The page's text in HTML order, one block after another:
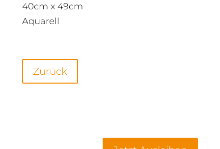
40cm x 49cm
Aquarell
Zurück